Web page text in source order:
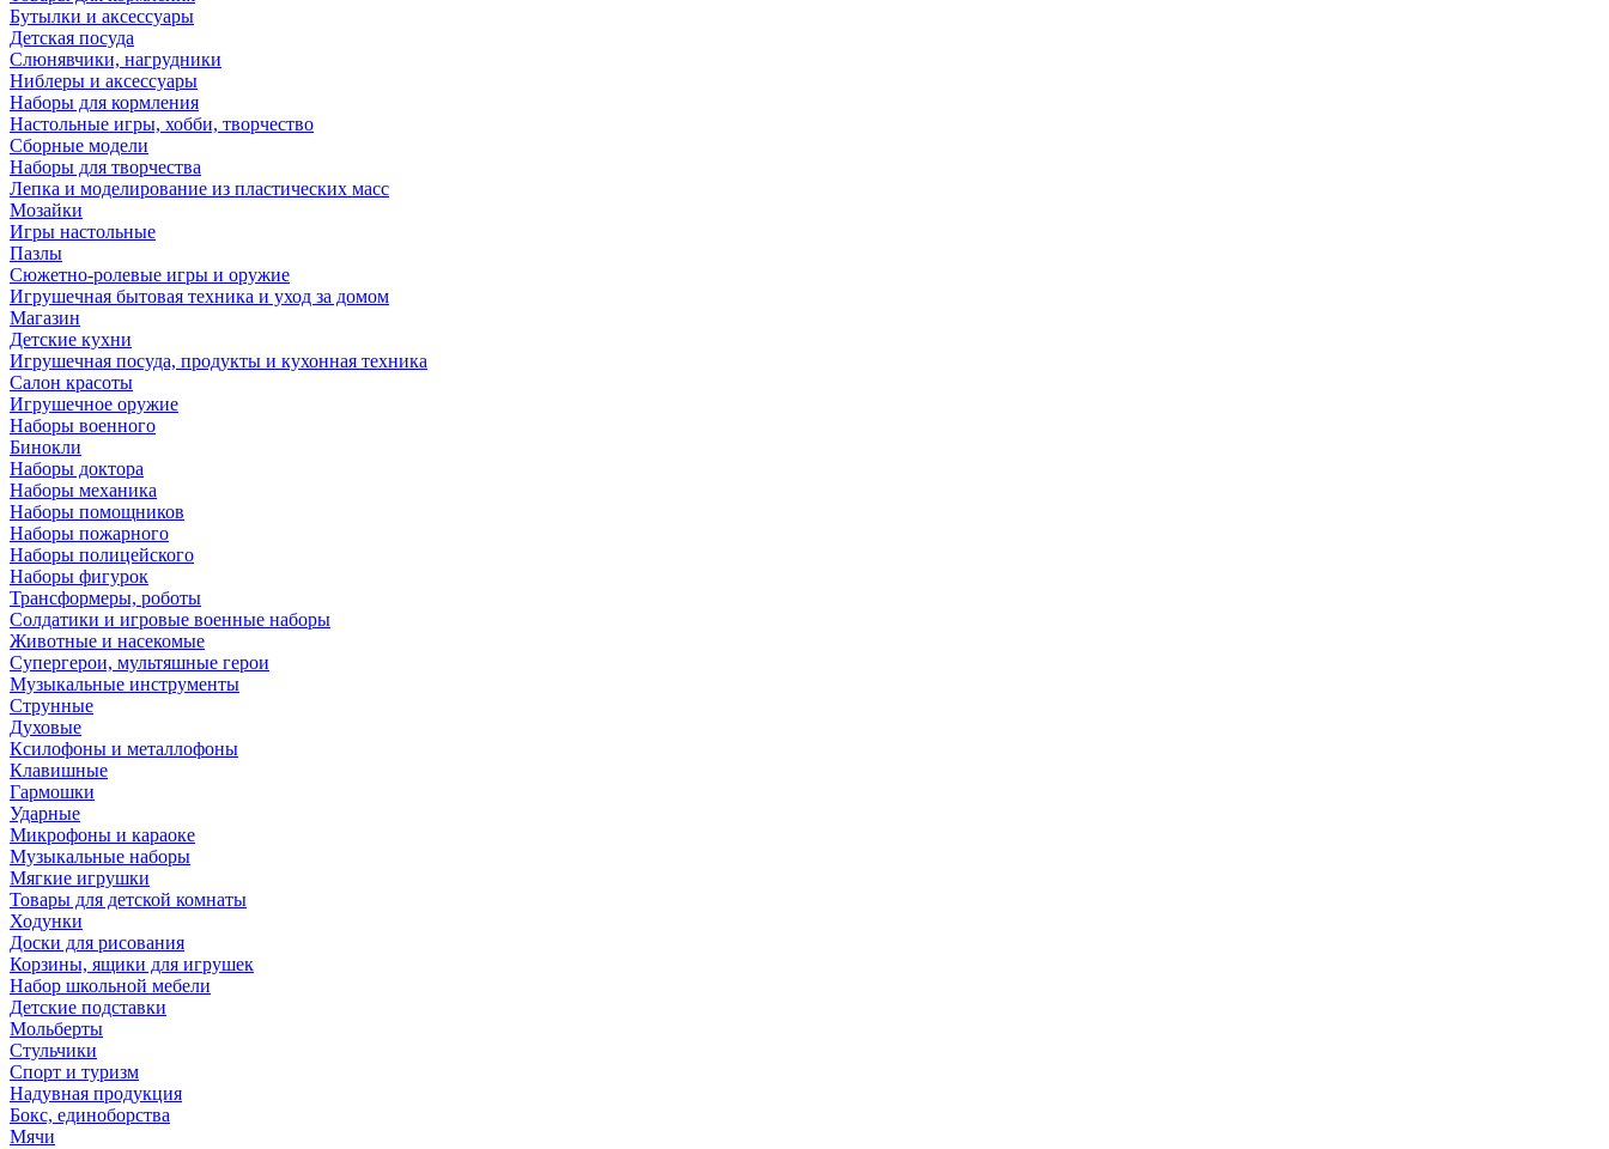
Бутылки и аксессуары
Детская посуда
Слюнявчики, нагрудники
Ниблеры и аксессуары
Наборы для кормления
Настольные игры, хобби, творчество
Сборные модели
Наборы для творчества
Лепка и моделирование из пластических масс
Мозайки
Игры настольные
Пазлы
Сюжетно-ролевые игры и оружие
Игрушечная бытовая техника и уход за домом
Магазин
Детские кухни
Игрушечная посуда, продукты и кухонная техника
Салон красоты
Игрушечное оружие
Наборы военного
Бинокли
Наборы доктора
Наборы механика
Наборы помощников
Наборы пожарного
Наборы полицейского
Наборы фигурок
Трансформеры, роботы
Солдатики и игровые военные наборы
Животные и насекомые
Супергерои, мультяшные герои
Музыкальные инструменты
Струнные
Духовые
Ксилофоны и металлофоны
Клавишные
Гармошки
Ударные
Микрофоны и караоке
Музыкальные наборы
Мягкие игрушки
Товары для детской комнаты
Ходунки
Доски для рисования
Корзины, ящики для игрушек
Набор школьной мебели
Детские подставки
Мольберты
Стульчики
Спорт и туризм
Надувная продукция
Бокс, единоборства
Мячи